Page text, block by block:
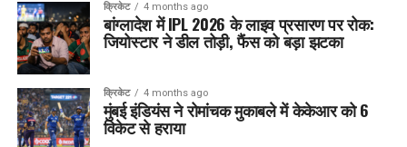
क्रिकेट 4 months ago
बांग्लादेश में IPL 2026 के लाइव प्रसारण पर रोक:
जियोस्टार ने डील तोड़ी, फैंस को बड़ा झटका
क्रिकेट 4 months ago
मुंबई इंडियंस ने रोमांचक मुकाबले में केकेआर को 6
विकेट से हराया